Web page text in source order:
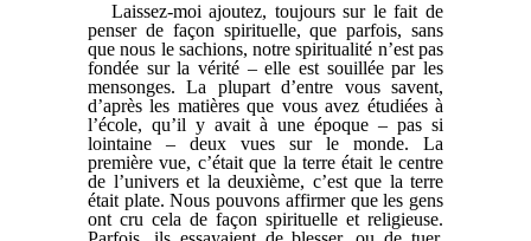
Laissez-moi ajoutez, toujours sur le fait de
penser de façon spirituelle, que parfois, sans
que nous le sachions, notre spiritualité n’est pas
fondée sur la vérité – elle est souillée par les
mensonges. La plupart d’entre vous savent,
d’après les matières que vous avez étudiées à
l’école, qu’il y avait à une époque – pas si
lointaine – deux vues sur le monde. La
première vue, c’était que la terre était le centre
de l’univers et la deuxième, c’est que la terre
était plate. Nous pouvons affirmer que les gens
ont cru cela de façon spirituelle et religieuse.